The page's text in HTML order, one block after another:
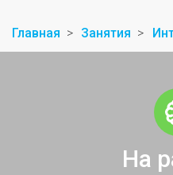
Главная Занятия
На